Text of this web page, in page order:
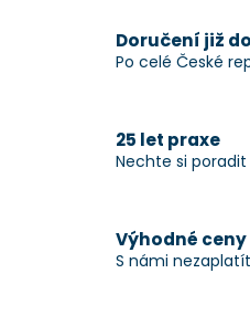
í
Doručení již
Po celé České
25 let praxe
Nechte si
Výhodné ceny
S námi